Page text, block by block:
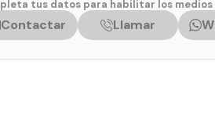
tus datos para habilitar los
Contactar Llamar